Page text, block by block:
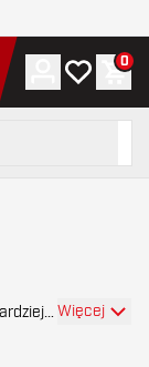
Konto
Moja lista
0
Więcej